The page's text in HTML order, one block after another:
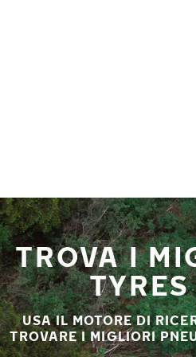
TROVA I
USA IL MOTORE DI
TROVARE I MIGLIORI